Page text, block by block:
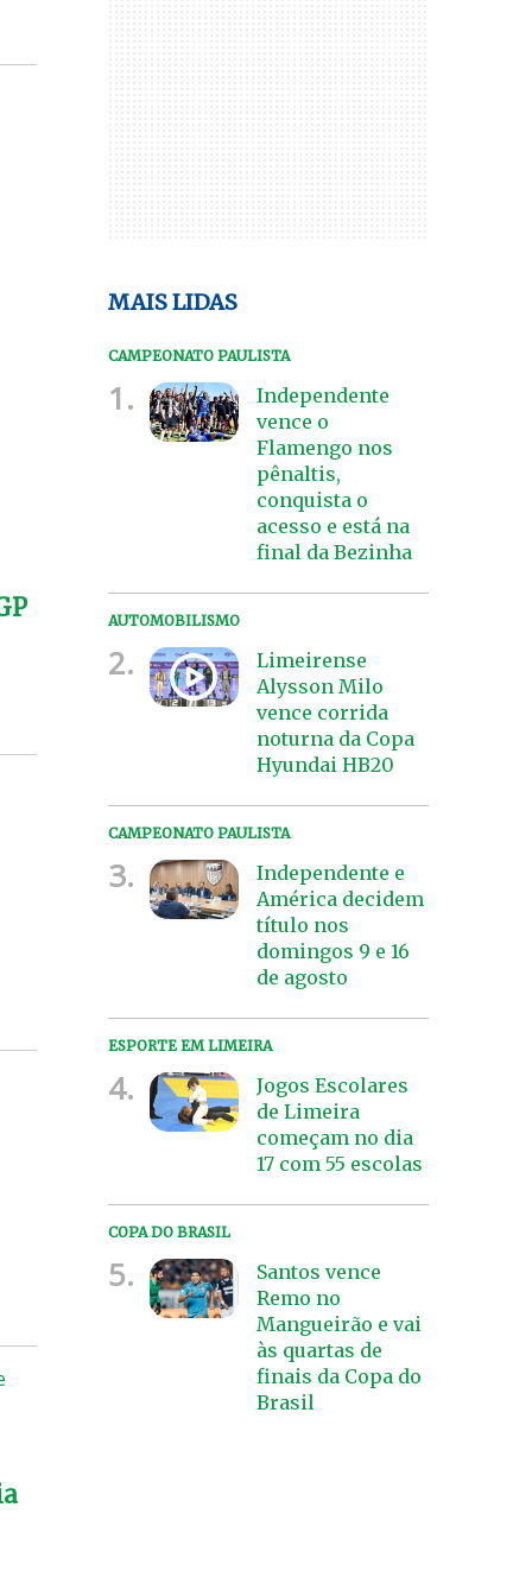
MAIS LIDAS
CAMPEONATO PAULISTA
1.
Independente
vence o
Flamengo nos
pênaltis,
conquista o
acesso e está na
final da Bezinha
AUTOMOBILISMO
2.
Limeirense
Alysson Milo
vence corrida
noturna da Copa
Hyundai HB20
CAMPEONATO PAULISTA
3.
Independente e
América decidem
título nos
domingos 9 e 16
de agosto
ESPORTE EM LIMEIRA
4.
Jogos Escolares
de Limeira
começam no dia
17 com 55 escolas
COPA DO BRASIL
5.
Santos vence
Remo no
Mangueirão e vai
às quartas de
finais da Copa do
Brasil